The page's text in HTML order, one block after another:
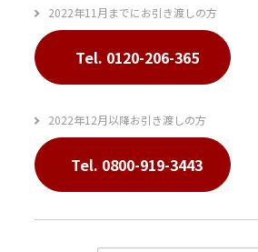
2022年11月までにお引き渡しの方
Tel. 0120-206-365
2022年12月以降お引き渡しの方
Tel. 0800-919-3443